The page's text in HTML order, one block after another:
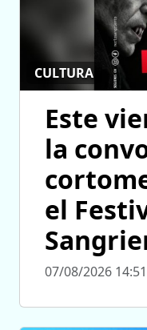
CULTURA
Este
la
el
07/08/2026 14:51